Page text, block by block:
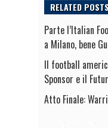
RELATED
Parte l’Italian
a Milano, bene
Il football
Sponsor e il
Atto Finale: